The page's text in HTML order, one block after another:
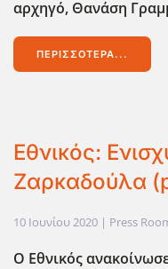
αρχηγό, Θανάση
ΠΕΡΙΣΣΌΤΕΡΑ...
Εθνικός:
Ζαρκαδούλα
10 Ιουνίου 2020 | Press
Ο Εθνικός